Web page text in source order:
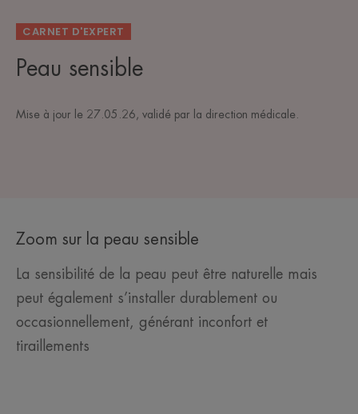
CARNET D'EXPERT
Peau sensible
Mise à jour le 27.05.26 , validé par la direction médicale
Zoom sur la peau sensible
La sensibilité de la peau peut être naturelle mais
peut également s’installer durablement ou
occasionnellement, générant inconfort et
tiraillements